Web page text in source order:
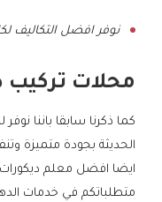
نوفر افضل التكاليف
محلات تركيب
كما ذكرنا سابقا باننا
الحديثة بجودة متميزة
ايضا افضل معلم
متطلباتكم في خدمات